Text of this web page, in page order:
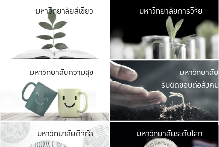
มหาวิทยาลัยสีเขียว มหาวิ
มีพื้นที่เขียวสดใส
เป็นป่าในเมือง เกษต
มหาวิทยาลัยการวิจัย
มหาวิทยาลัยความสุข มหาวิ
ค
เปิดประ
และพบเรื่องราวใ
มหาวิทยาลัย
รับผิดชอบต่อสังคม
มหาวิทยาลัยดิจิทัล มหาวิ
มหาวิทยาลัยระดับโลก